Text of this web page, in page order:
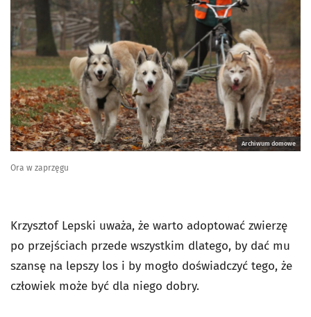
Archiwum domowe
Ora w zaprzęgu
Krzysztof Lepski uważa, że warto adoptować zwierzę
po przejściach przede wszystkim dlatego, by dać mu
szansę na lepszy los i by mogło doświadczyć tego, że
człowiek może być dla niego dobry.